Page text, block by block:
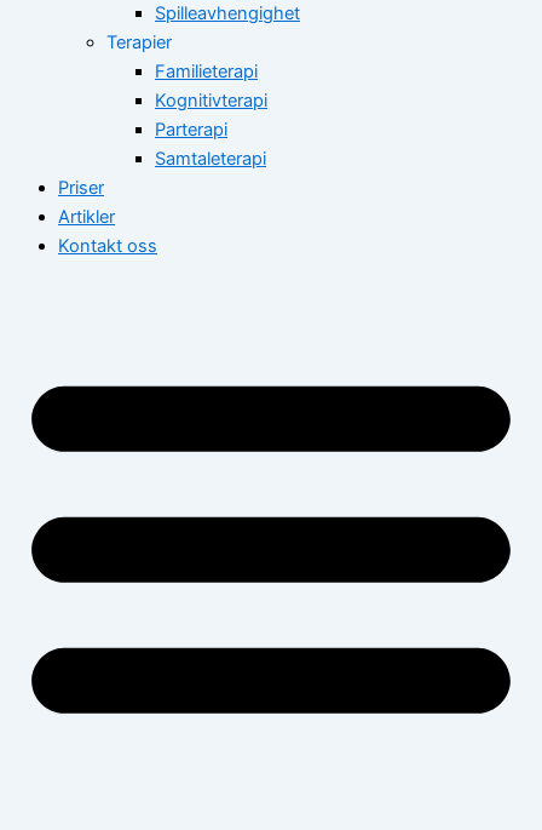
Spilleavhengighet
Terapier
Familieterapi
Kognitivterapi
Parterapi
Samtaleterapi
Priser
Artikler
Kontakt oss